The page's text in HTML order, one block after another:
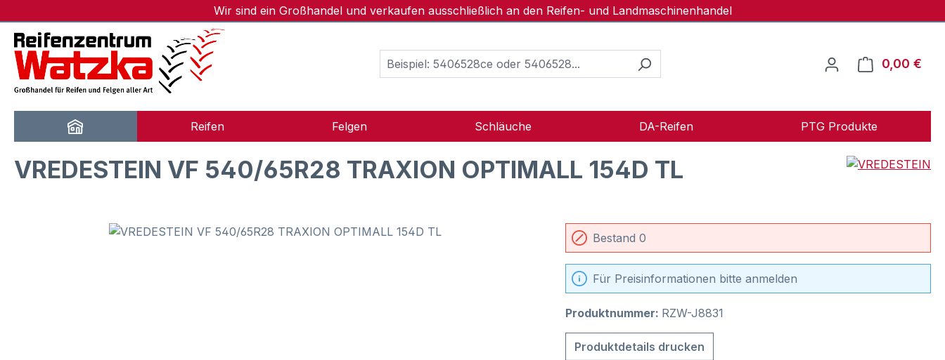
Wir sind ein Großhandel und verkaufen ausschließlich an den Reifen- und Landmaschinenhandel
0,00 €
Reifen Felgen Schläuche DA-Reifen PTG Produkte
VREDESTEIN VF 540/65R28 TRAXION OPTIMALL 154D TL
Bildergalerie überspringen Bestand 0
Für Preisinformationen bitte anmelden
Produktnummer: RZW-J8831
Produktdetails drucken